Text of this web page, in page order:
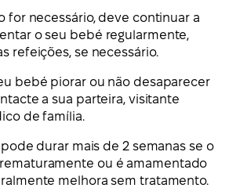
for necessário, deve continuar a
o seu bebé regularmente,
refeições, se necessário.
bebé piorar ou não desaparecer
a sua parteira, visitante
de família.
durar mais de 2 semanas se o
ou é amamentado
melhora sem tratamento.